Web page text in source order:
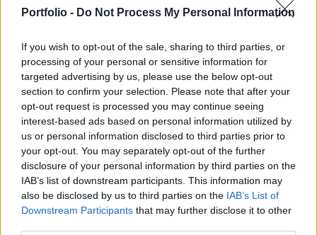
Portfolio - Do Not Process My Personal Information
If you wish to opt-out of the sale, sharing to third parties, or
processing of your personal or sensitive information for
targeted advertising by us, please use the below opt-out
section to confirm your selection. Please note that after your
opt-out request is processed you may continue seeing
interest-based ads based on personal information utilized by
us or personal information disclosed to third parties prior to
your opt-out. You may separately opt-out of the further
disclosure of your personal information by third parties on the
IAB’s list of downstream participants. This information may
also be disclosed by us to third parties on the IAB’s List of
Downstream Participants that may further disclose it to other
csökkenését követően többek szerint túladottá
A 30 Dow komponens közül 24 emelkedéssel állapodott
meg, a pénzügyi szektor képviselői közül a nap végi
hajrának köszönhetően a JP Morgan 1.4, a Citigroup pedig
1.3%-kal emelkedett. A pénzügyi szektorban kialakult
pozitív hangulatban szerepe lehetett, hogy a Bear Tearns
vezérigazgatója azt nyilatkozta, hogy a bank nem fog
további veszteségleírásokra kényszerülni. A csökkenést...
KEDVES OLVASÓNK!